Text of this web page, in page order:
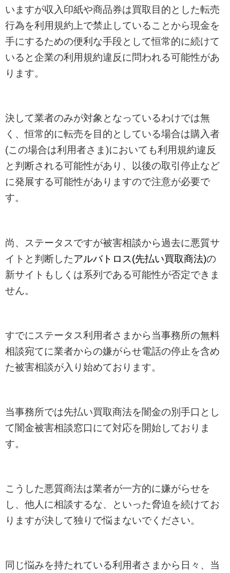
いますが収入印紙や商品券は買取目的とした転売
行為を利用規約上で禁止していることから現金を
手にするための便利な手段として恒常的に続けて
いると企業の利用規約違反に問われる可能性があ
ります。
決して業者のみが対象となっているわけでは無
く、恒常的に転売を目的としている場合は購入者
(この場合は利用者さま)においても利用規約違反
と判断される可能性があり、以後の取引停止など
に発展する可能性がありますので注意が必要で
す。
尚、ステータスですが被害相談から過去に悪質サ
イトと判断したアルバトロス(先払い買取商法)の
新サイトもしくは系列である可能性が否定できま
せん。
すでにステータス利用者さまから当事務所の無料
相談宛てに業者からの嫌がらせ電話の停止を含め
た被害相談が入り始めております。
当事務所では先払い買取商法を闇金の別手口とし
て闇金被害相談窓口にて対応を開始しておりま
す。
こうした悪質商法は業者が一方的に嫌がらせを
し、他人に相談するな、といった脅迫を続けてお
りますが決して独りで悩まないでください。
同じ悩みを持たれている利用者さまから日々、当